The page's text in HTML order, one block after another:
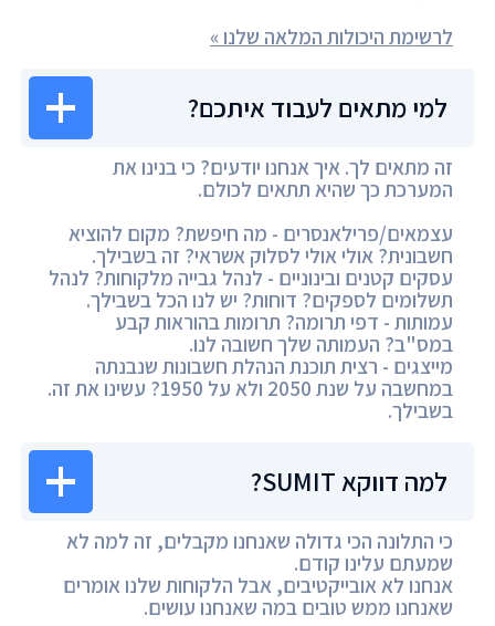
לרשימת היכולות המלאה שלנו »
למי מתאים לעבוד איתכם?
זה מתאים לך. איך אנחנו יודעים? כי בנינו את
המערכת כך שהיא תתאים לכולם.
עצמאים/פרילאנסרים - מה חיפשת? מקום להוציא
חשבונית? אולי אולי לסלוק אשראי? זה בשבילך.
עסקים קטנים ובינוניים - לנהל גבייה מלקוחות? לנהל
תשלומים לספקים? דוחות? יש לנו הכל בשבילך.
עמותות - דפי תרומה? תרומות בהוראות קבע
במס"ב? העמותה שלך חשובה לנו.
מייצגים - רצית תוכנת הנהלת חשבונות שנבנתה
במחשבה על שנת 2050 ולא על 1950? עשינו את זה.
בשבילך.
למה דווקא SUMIT?
כי התלונה הכי גדולה שאנחנו מקבלים, זה למה לא
שמעתם עלינו קודם.
אנחנו לא אובייקטיבים, אבל הלקוחות שלנו אומרים
שאנחנו ממש טובים במה שאנחנו עושים.